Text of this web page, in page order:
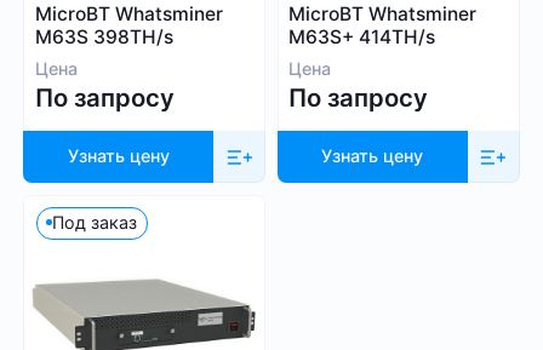
MicroBT Whatsminer
M63S 398TH/s
Цена
По запросу
Узнать цену
MicroBT Whatsminer
M63S+ 414TH/s
Цена
По запросу
Узнать цену
Под заказ